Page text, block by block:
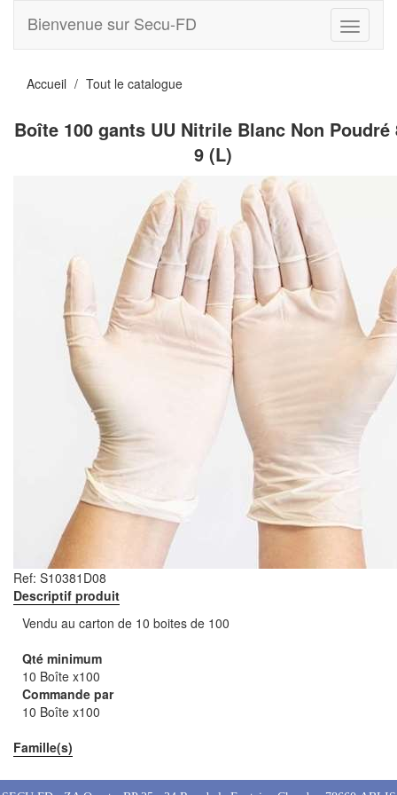
Toggle
Bienvenue sur Secu-FD
Accueil Tout le catalogue
Boîte 100 gants UU Nitrile Blanc Non Poudré
9 (L)
Ref: S10381D08
Descriptif produit
Vendu au carton de 10 boites de 100
Qté minimum
10 Boîte x100
Commande par
10 Boîte x100
Famille(s)